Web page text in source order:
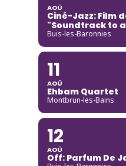
AOÛ
Ciné-Jazz: Film
"Soundtrack to
Buis-les-Baronnies
11
AOÛ
Ehbam Quartet
Montbrun-les-Bains
12
AOÛ
Off: Parfum De